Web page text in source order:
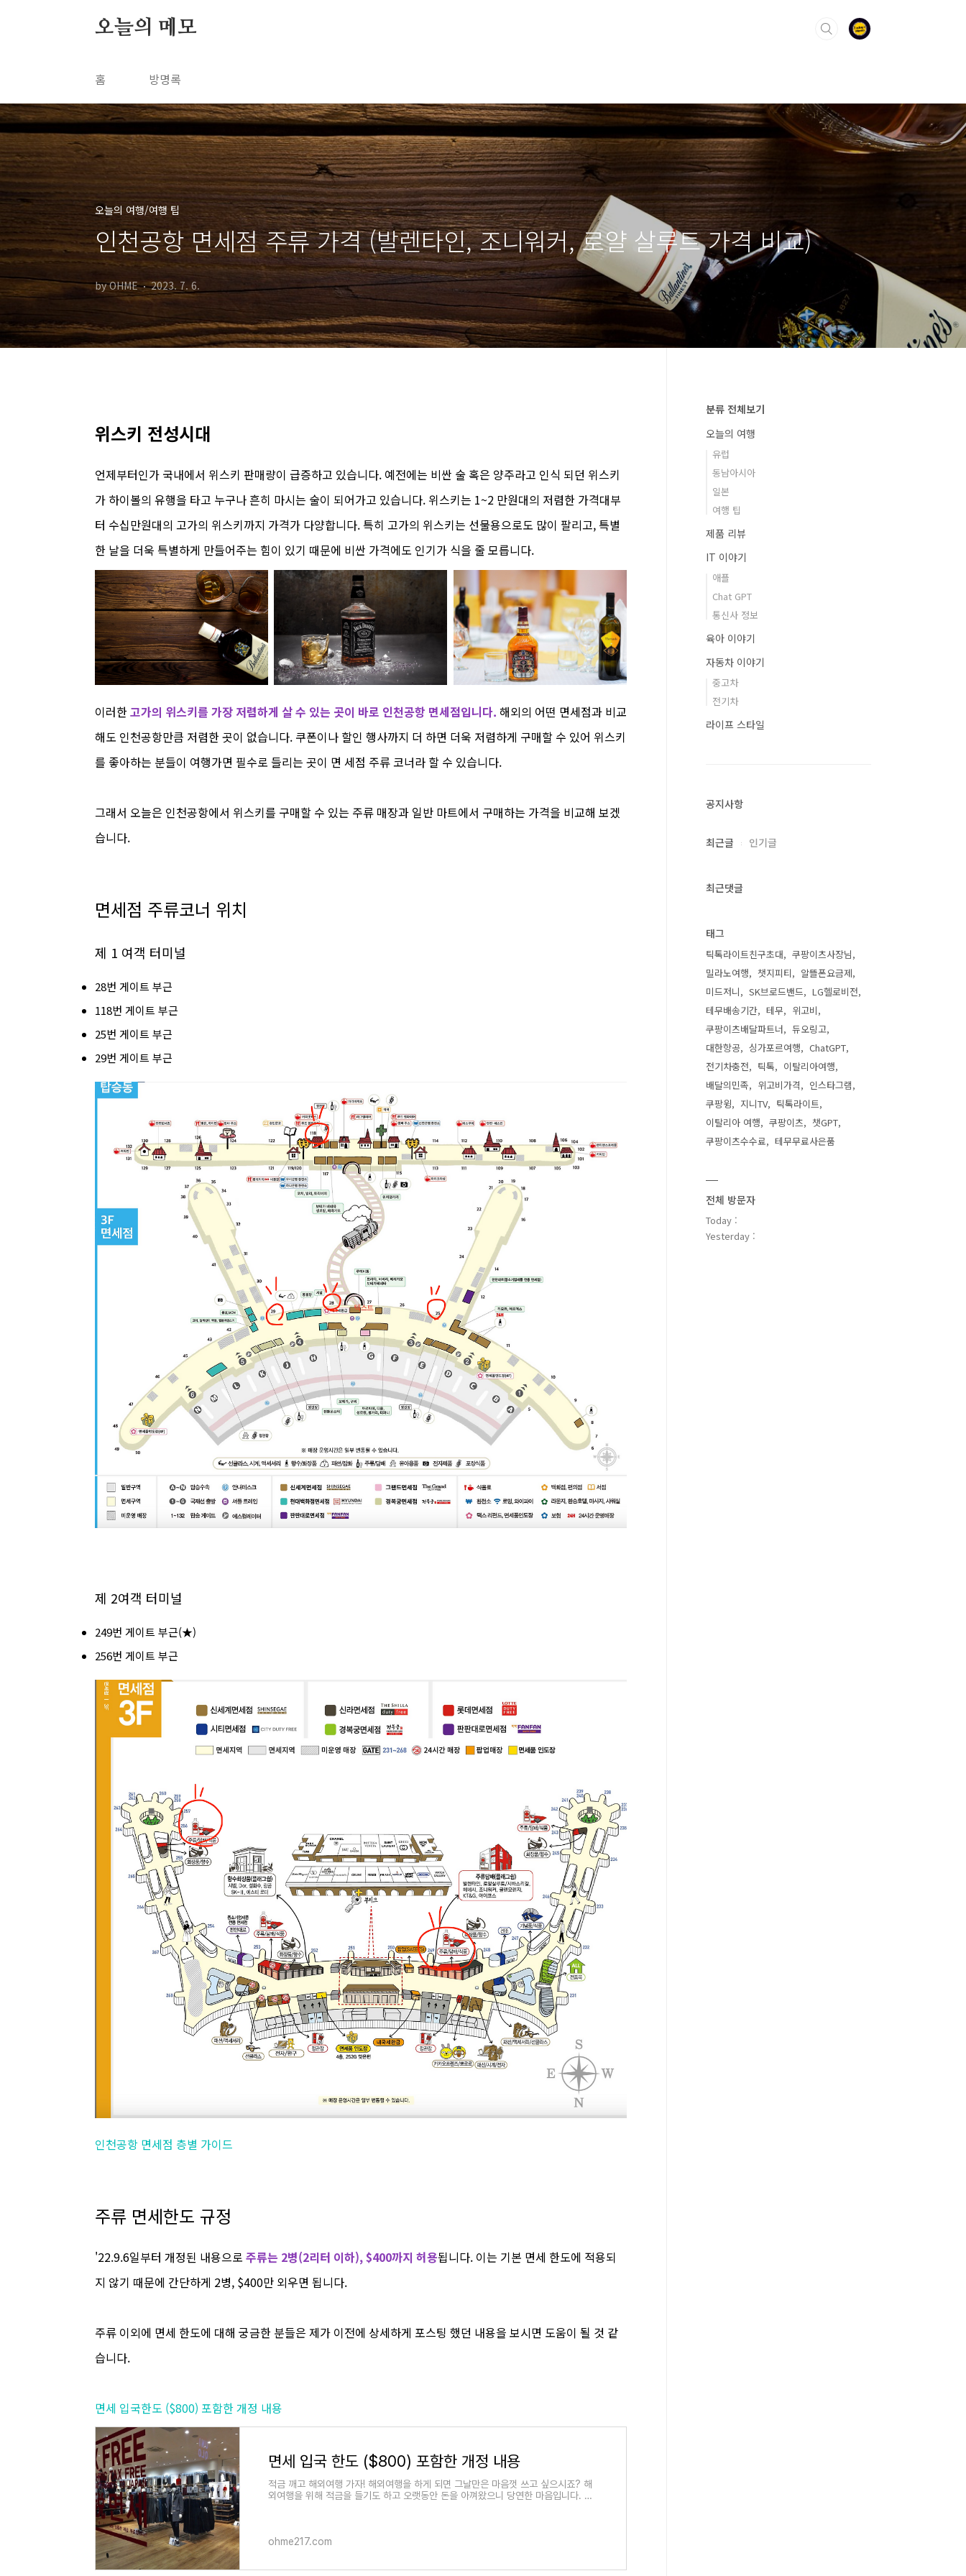
오늘의 메모
홈 방명록
오늘의 여행/여행 팁
인천공항 면세점 주류 가격 (발렌타인, 조니워커, 로얄 살루트 가격 비교)
by OHME 2023. 7. 6.
위스키 전성시대
언제부터인가 국내에서 위스키 판매량이 급증하고 있습니다. 예전에는 비싼 술 혹은 양주라고 인식 되던 위스키
가 하이볼의 유행을 타고 누구나 흔히 마시는 술이 되어가고 있습니다. 위스키는 1~2 만원대의 저렴한 가격대부
터 수십만원대의 고가의 위스키까지 가격가 다양합니다. 특히 고가의 위스키는 선물용으로도 많이 팔리고, 특별
한 날을 더욱 특별하게 만들어주는 힘이 있기 때문에 비싼 가격에도 인기가 식을 줄 모릅니다.
이러한고가의 위스키를 가장 저렴하게 살 수 있는 곳이 바로 인천공항 면세점입니다. 해외의 어떤 면세점과 비교
해도 인천공항만큼 저렴한 곳이 없습니다. 쿠폰이나 할인 행사까지 더 하면 더욱 저렴하게 구매할 수 있어 위스키
를 좋아하는 분들이 여행가면 필수로 들리는 곳이 면 세점 주류 코너라 할 수 있습니다.
그래서 오늘은 인천공항에서 위스키를 구매할 수 있는 주류 매장과 일반 마트에서 구매하는 가격을 비교해 보겠
습니다.
면세점 주류코너 위치
제 1 여객 터미널
28번 게이트 부근
118번 게이트 부근
25번 게이트 부근
29번 게이트 부근
제 2여객 터미널
249번 게이트 부근(★)
256번 게이트 부근
인천공항 면세점 층별 가이드
주류 면세한도 규정
'22.9.6일부터 개정된 내용으로 주류는 2병(2리터 이하), $400까지 허용됩니다. 이는 기본 면세 한도에 적용되
지 않기 때문에 간단하게 2병, $400만 외우면 됩니다.
주류 이외에 면세 한도에 대해 궁금한 분들은 제가 이전에 상세하게 포스팅 했던 내용을 보시면 도움이 될 것 같
습니다.
면세 입국한도 ($800) 포함한 개정 내용
면세 입국 한도 ($800) 포함한 개정 내용
적금 깨고 해외여행 가자! 해외여행을 하게 되면 그날만은 마음껏 쓰고 싶으시죠? 해
외여행을 위해 적금을 들기도 하고 오랫동안 돈을 아껴왔으니 당연한 마음입니다. 저
ohme217.com
분류 전체보기
오늘의 여행
유럽
동남아시아
일본
여행 팁
제품 리뷰
IT 이야기
애플
Chat GPT
통신사 정보
육아 이야기
자동차 이야기
중고차
전기차
라이프 스타일
공지사항
최근글 인기글
최근댓글
태그
틱톡라이트친구초대
쿠팡이츠사장님
밀라노여행
챗지피티
알뜰폰요금제
미드저니
SK브로드밴드
LG헬로비전
테무배송기간
테무
위고비
쿠팡이츠배달파트너
듀오링고
대한항공
싱가포르여행
ChatGPT
전기차충전
틱톡
이탈리아여행
배달의민족
위고비가격
인스타그램
쿠팡윙
지니TV
틱톡라이트
이탈리아 여행
쿠팡이츠
챗GPT
쿠팡이츠수수료
테무무료사은품
전체 방문자
Today :
Yesterday :